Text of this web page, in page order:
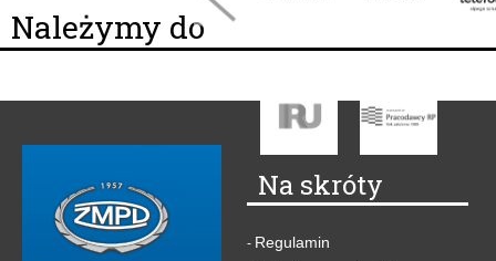
Należymy do
Na skróty
- Regulamin